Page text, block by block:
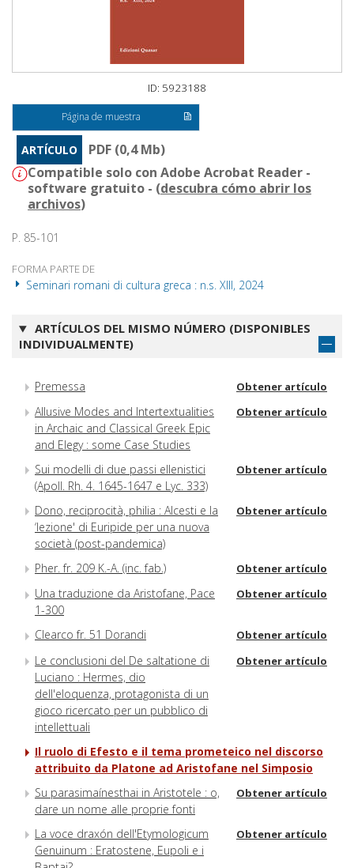
ID: 5923188
Página de muestra
ARTÍCULO
PDF (0,4 Mb)
Compatible solo con Adobe Acrobat Reader -
software gratuito - (descubra cómo abrir los
archivos)
P. 85-101
FORMA PARTE DE
Seminari romani di cultura greca : n.s. XIII, 2024
ARTÍCULOS DEL MISMO NÚMERO (DISPONIBLES
INDIVIDUALMENTE)
Premessa Obtener artículo
Allusive Modes and Intertextualities
in Archaic and Classical Greek Epic
and Elegy : some Case Studies
Obtener artículo
Sui modelli di due passi ellenistici
(Apoll. Rh. 4. 1645-1647 e Lyc. 333)
Obtener artículo
Dono, reciprocità, philia : Alcesti e la
‘lezione' di Euripide per una nuova
società (post-pandemica)
Obtener artículo
Pher. fr. 209 K.-A. (inc. fab.) Obtener artículo
Una traduzione da Aristofane, Pace
1-300
Obtener artículo
Clearco fr. 51 Dorandi Obtener artículo
Le conclusioni del De saltatione di
Luciano : Hermes, dio
dell'eloquenza, protagonista di un
gioco ricercato per un pubblico di
intellettuali
Obtener artículo
Il ruolo di Efesto e il tema prometeico nel discorso
attribuito da Platone ad Aristofane nel Simposio
Su parasimaínesthai in Aristotele : o,
dare un nome alle proprie fonti
Obtener artículo
La voce draxón dell'Etymologicum
Genuinum : Eratostene, Eupoli e i
Obtener artículo